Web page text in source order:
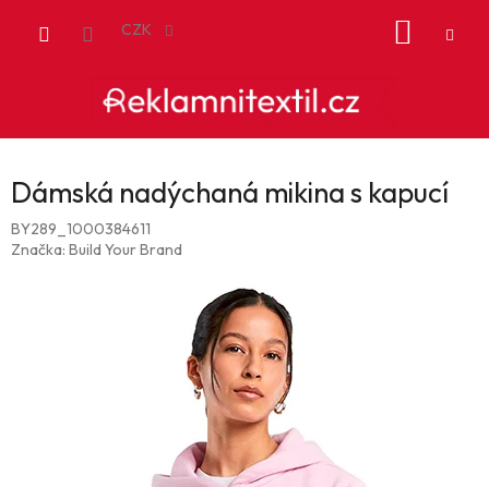
CZK
Dámská nadýchaná mikina s kapucí
BY289_1000384611
Značka: Build Your Brand